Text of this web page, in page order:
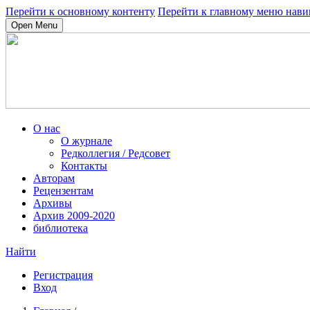
Перейти к основному контенту Перейти к главному меню
Open Menu
О нас
О журнале
Редколлегия / Редсовет
Контакты
Авторам
Рецензентам
Архивы
Архив 2009-2020
библиотека
Найти
Регистрация
Вход